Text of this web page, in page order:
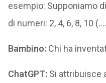
esempio: Supponiamo
di numeri: 2, 4, 6, 8, 10
Bambino:Chi ha
ChatGPT:Si attribuisce